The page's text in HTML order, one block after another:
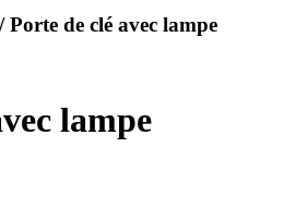
/ Porte de clé avec lampe
lampe